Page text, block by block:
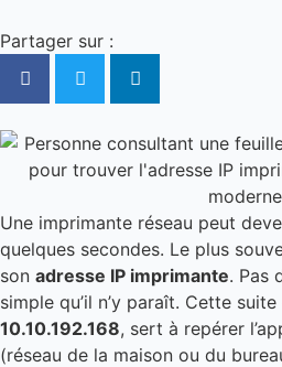
Partager sur :
Une imprimante réseau peut
quelques secondes. Le plus
son adresse IP imprimante. Pas
simple qu’il n’y paraît. Cette
10.10.192.168, sert à repérer
(réseau de la maison ou du